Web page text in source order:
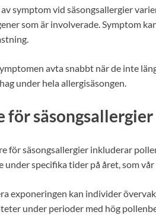
symptom vid säsongsallergier
som är involverade. Symptom
avta snabbt när de inte
under hela allergisäsongen.
för säsongsallergier
för säsongsallergier inkluderar
under specifika tider på året, som vår
exponeringen kan individer
under perioder med hög